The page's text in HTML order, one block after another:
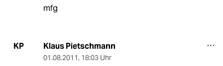
mfg
KP Klaus Pietschmann
01.08.2011, 18:03 Uhr